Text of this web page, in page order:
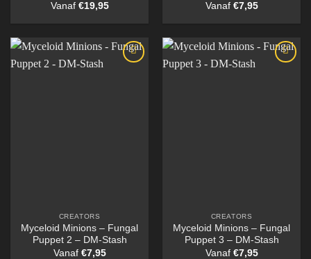
Vanaf €19,95
Vanaf €7,95
CREATORS
Myceloid Minions – Fungal
Puppet 2 – DM-Stash
Vanaf €7,95
CREATORS
Myceloid Minions – Fungal
Puppet 3 – DM-Stash
Vanaf €7,95